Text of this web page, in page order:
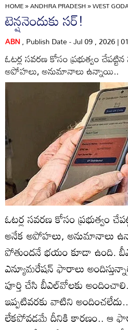
HOME»ANDHRA PRADESH»WEST
టెన్షనెందుకు సర్‌!
ABN, Publish Date - Jul 09 , 2026 |
ఓటర్ల సవరణ కోసం ప్రభుత్వం
అపోహలు, అనుమానాలు ఉన్నాయి..
ఓటర్ల సవరణ కోసం ప్రభుత్వం
అనేక అపోహలు, అనుమానాలు
పోతుందనే భయం కూడా ఉంది.
ఎన్యూమరేషన్‌ ఫారాలు
పూర్తి చేసి బీఎల్‌వోలకు
ఇప్పటివరకు వాటిని
లేకపోవడమే దీనికి కారణం.. ఆ